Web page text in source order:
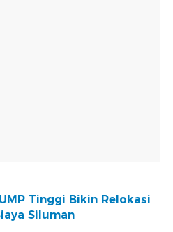
Tinggi Bikin Relokasi
Siluman